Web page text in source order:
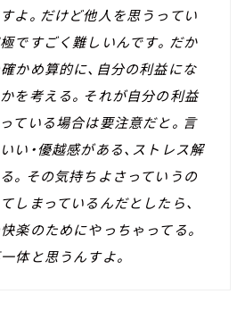
よ。だけど他人を思うってい
ですごく難しいんです。だか
かめ算的に、自分の利益にな
を考える。それが自分の利益
ている場合は要注意だと。言
い・優越感がある、ストレス解
。その気持ちよさっていうの
しまっているんだとしたら、
楽のためにやっちゃってる。
体と思うんすよ。